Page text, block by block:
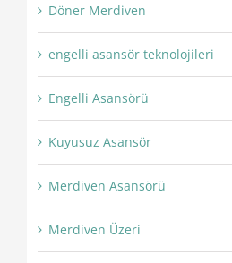
Döner Merdiven
engelli asansör teknolojileri
Engelli Asansörü
Kuyusuz Asansör
Merdiven Asansörü
Merdiven Üzeri